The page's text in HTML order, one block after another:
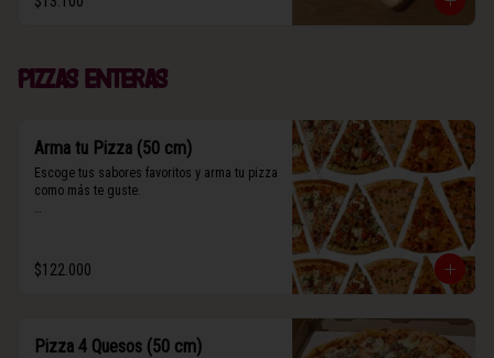
Pizzas enteras
Arma tu Pizza (50 cm)
Escoge tus sabores favoritos y arma tu pizza
como más te guste.
secos y maní.
$122.000
Pizza 4 Quesos (50 cm)